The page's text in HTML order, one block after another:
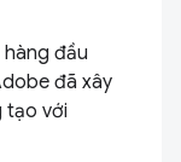
đầu
đã xây
tạo với